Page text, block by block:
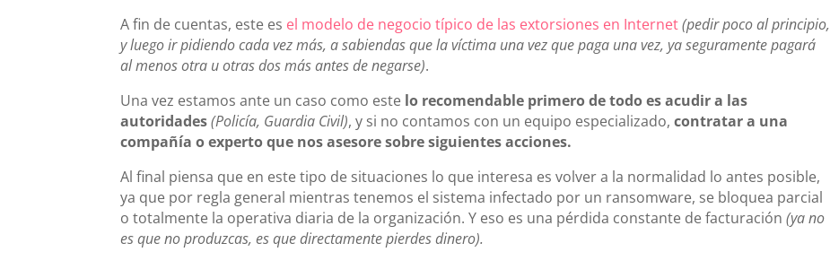
A fin de cuentas, este es el modelo de negocio típico de las extorsiones en Internet(pedir poco al principio,
y luego ir pidiendo cada vez más, a sabiendas que la víctima una vez que paga una vez, ya seguramente pagará
al menos otra u otras dos más antes de negarse).
Una vez estamos ante un caso como este lo recomendable primero de todo es acudir a las
autoridades(Policía, Guardia Civil), y si no contamos con un equipo especializado,contratar a una
compañía o experto que nos asesore sobre siguientes acciones.
Al final piensa que en este tipo de situaciones lo que interesa es volver a la normalidad lo antes posible,
ya que por regla general mientras tenemos el sistema infectado por un ransomware, se bloquea parcial
o totalmente la operativa diaria de la organización. Y eso es una pérdida constante de facturación(ya no
es que no produzcas, es que directamente pierdes dinero).